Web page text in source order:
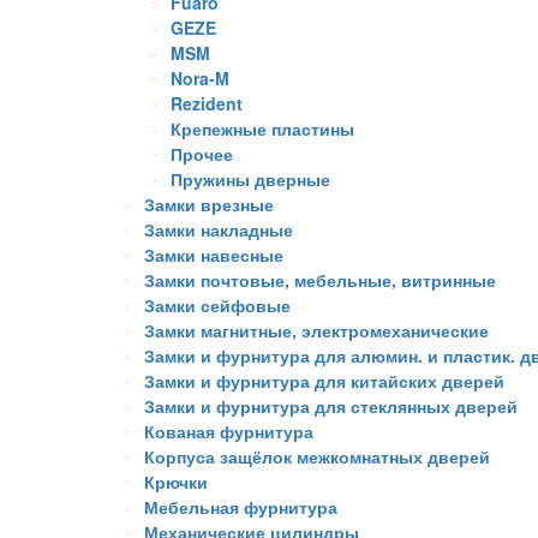
GEZE
MSM
Nora-M
Rezident
Крепежные пластины
Прочее
Пружины дверные
Замки врезные
Замки накладные
Замки навесные
Замки почтовые, мебельные, витринные
Замки сейфовые
Замки магнитные, электромеханические
Замки и фурнитура для алюмин. и пластик.
Замки и фурнитура для китайских дверей
Замки и фурнитура для стеклянных дверей
Кованая фурнитура
Корпуса защёлок межкомнатных дверей
Крючки
Мебельная фурнитура
Механические цилиндры